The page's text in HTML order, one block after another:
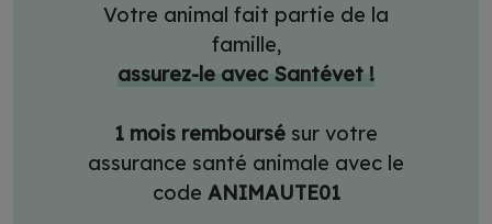
Votre animal fait partie de la
famille,
assurez-le avec Santévet !
1 mois remboursé sur votre
assurance santé animale avec le
code ANIMAUTE01